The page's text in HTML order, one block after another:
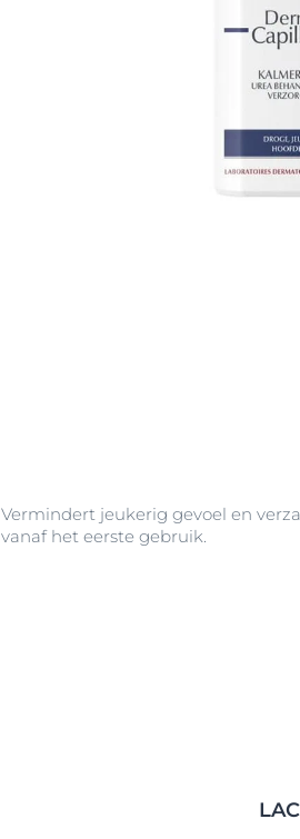
Vermindert jeukerig gevoel en
vanaf het eerste gebruik.